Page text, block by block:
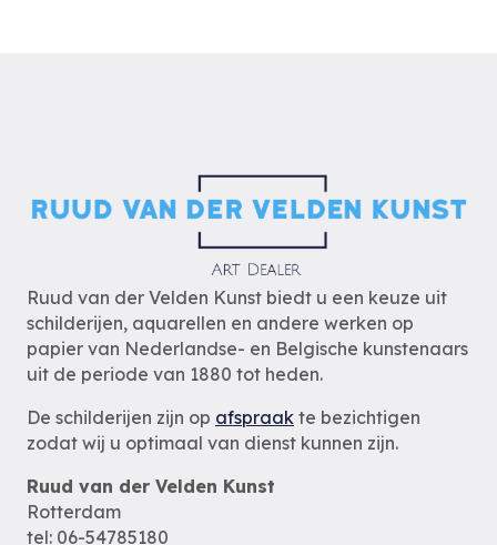
Ruud van der Velden Kunst biedt u een keuze uit
schilderijen, aquarellen en andere werken op
papier van Nederlandse- en Belgische kunstenaars
uit de periode van 1880 tot heden.
De schilderijen zijn op afspraak te bezichtigen
zodat wij u optimaal van dienst kunnen zijn.
Ruud van der Velden Kunst
Rotterdam
tel: 06-54785180